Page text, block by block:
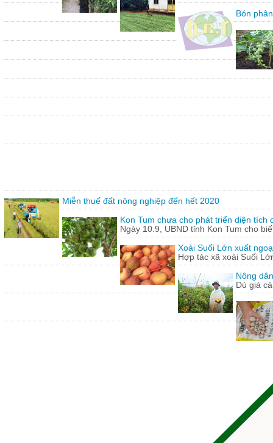
Bón
Miễn thuế đất nông nghiệp đến hết 2020
Kon Tum chưa cho phát triển diện tích
Ngày 10.9, UBND tỉnh Kon Tum cho
Xoài Suối Lớn xuất
Hợp tác xã xoài Suối
Nông
Dù giá